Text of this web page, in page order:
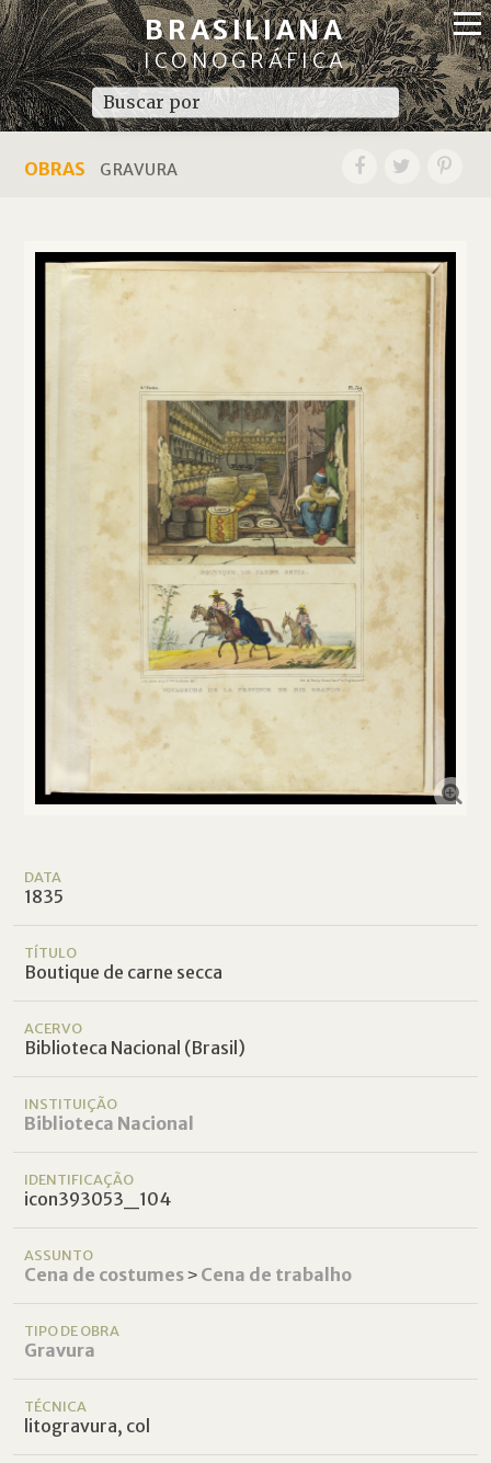
BRASILIANA
ICONOGRÁFICA
OBRAS GRAVURA
DATA
1835
TÍTULO
Boutique de carne secca
ACERVO
Biblioteca Nacional (Brasil)
INSTITUIÇÃO
Biblioteca Nacional
IDENTIFICAÇÃO
icon393053_104
ASSUNTO
Cena de costumes˃ Cena de trabalho
TIPO DE OBRA
Gravura
TÉCNICA
litogravura, col